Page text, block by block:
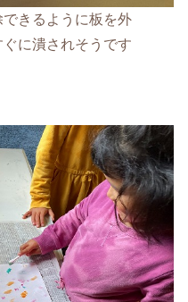
きるように板を外
に潰されそうです